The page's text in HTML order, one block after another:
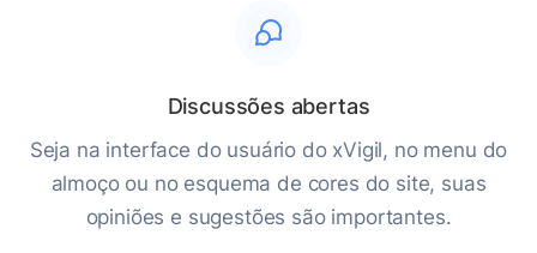
Discussões abertas
Seja na interface do usuário do xVigil, no menu do
almoço ou no esquema de cores do site, suas
opiniões e sugestões são importantes.